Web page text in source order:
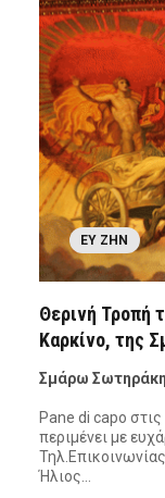
ΕΥ ΖΗΝ
Θερινή Τροπή
Καρκίνο, της
Σμάρω Σωτηράκη
Pane di capo
περιμένει με
Ήλιος…